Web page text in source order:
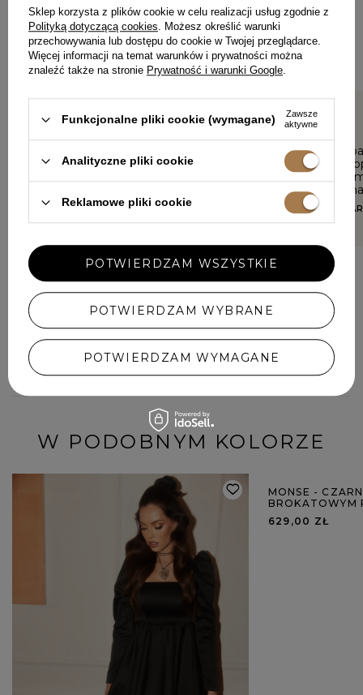
Każda opinia pomaga innym klientkom w wyborze.
Jeśli nosiłaś ten model, podziel się swoimi wrażeniami – liczy
się każdy detal.
wygodna. Dobrze przylega do
EDYTA, LASZKI
5/5
Sukienka
EWELINA,
W PODOBNYM KOLORZE
MONSE -
BROKATOWYM
629,00 ZŁ
Sklep korzysta z plików cookie w celu realizacji usług zgodnie z
Polityką dotyczącą cookies. Możesz określić warunki
przechowywania lub dostępu do cookie w Twojej przeglądarce.
Więcej informacji na temat warunków i prywatności można
znaleźć także na stronie Prywatność i warunki Google.
Funkcjonalne pliki cookie (wymagane)
Zawsze
aktywne
Analityczne pliki cookie
Reklamowe pliki cookie
POTWIERDZAM WYBRANE
POTWIERDZAM WYMAGANE
POTWIERDZAM WSZYSTKIE